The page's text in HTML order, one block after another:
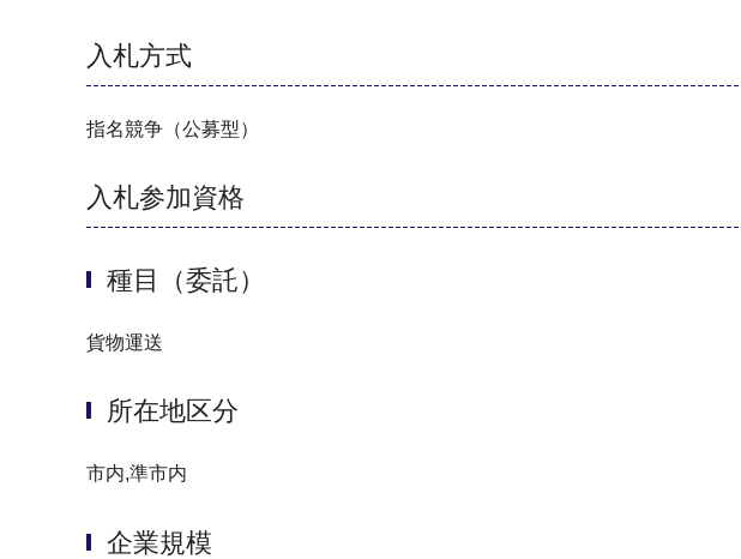
入札方式
指名競争（公募型）
入札参加資格
種目（委託）
貨物運送
所在地区分
市内,準市内
企業規模